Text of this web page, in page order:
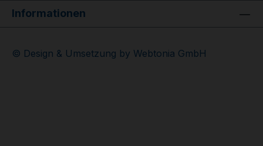
Informationen
© Design & Umsetzung by Webtonia GmbH